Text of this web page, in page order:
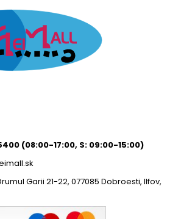
(08:00-17:00, S: 09:00-15:00)
Garii 21-22, 077085 Dobroesti, Ilfov,